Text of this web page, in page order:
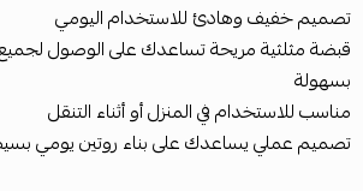
تصميم خفيف وهادئ للاستخدام اليومي
قبضة مثلثية مريحة تساعدك على الوصول
بسهولة
مناسب للاستخدام في المنزل أو أثناء التنقل
تصميم عملي يساعدك على بناء روتين يومي